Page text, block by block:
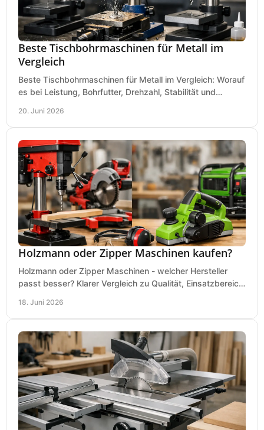
Beste Tischbohrmaschinen für Metall im
Vergleich
Beste Tischbohrmaschinen für Metall im Vergleich: Worauf
es bei Leistung, Bohrfutter, Drehzahl, Stabilität und
20. Juni 2026
Holzmann oder Zipper Maschinen kaufen?
Holzmann oder Zipper Maschinen - welcher Hersteller
passt besser? Klarer Vergleich zu Qualität, Einsatzbereich,
18. Juni 2026